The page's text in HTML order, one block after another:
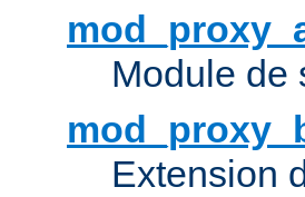
Module de
Extension